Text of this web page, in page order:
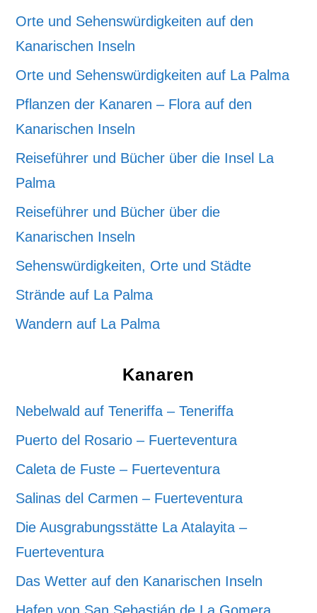
Orte und Sehenswürdigkeiten auf den
Kanarischen Inseln
Orte und Sehenswürdigkeiten auf La Palma
Pflanzen der Kanaren – Flora auf den
Kanarischen Inseln
Reiseführer und Bücher über die Insel La
Palma
Reiseführer und Bücher über die
Kanarischen Inseln
Sehenswürdigkeiten, Orte und Städte
Strände auf La Palma
Wandern auf La Palma
Kanaren
Nebelwald auf Teneriffa – Teneriffa
Puerto del Rosario – Fuerteventura
Caleta de Fuste – Fuerteventura
Salinas del Carmen – Fuerteventura
Die Ausgrabungsstätte La Atalayita –
Fuerteventura
Das Wetter auf den Kanarischen Inseln